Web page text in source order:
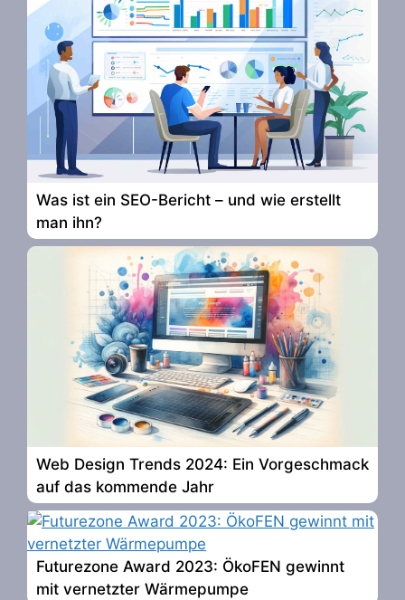
Was ist ein SEO-Bericht – und wie erstellt
man ihn?
Web Design Trends 2024: Ein Vorgeschmack
auf das kommende Jahr
Futurezone Award 2023: ÖkoFEN gewinnt
mit vernetzter Wärmepumpe